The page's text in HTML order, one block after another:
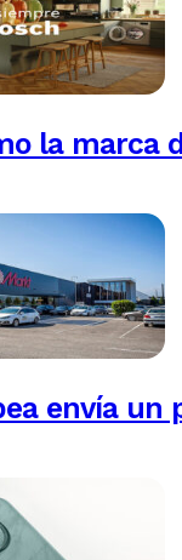
la marca
envía un